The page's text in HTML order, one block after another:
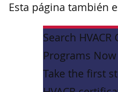
Search
Programs Now
Take the first
Esta página también